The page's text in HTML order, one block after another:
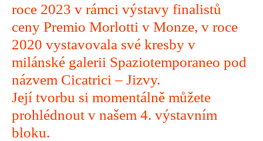
roce 2023 v rámci výstavy finalistů
ceny Premio Morlotti v Monze, v roce
2020 vystavovala své kresby v
milánské galerii Spaziotemporaneo pod
názvem Cicatrici – Jizvy.
Její tvorbu si momentálně můžete
prohlédnout v našem 4. výstavním
bloku.